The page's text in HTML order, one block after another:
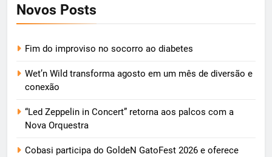
Novos Posts
Fim do improviso no socorro ao diabetes
Wet’n Wild transforma agosto em um mês de diversão e
conexão
“Led Zeppelin in Concert” retorna aos palcos com a
Nova Orquestra
Cobasi participa do GoldeN GatoFest 2026 e oferece